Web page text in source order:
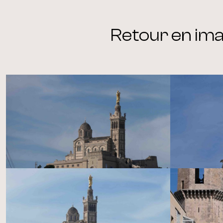
Retour en